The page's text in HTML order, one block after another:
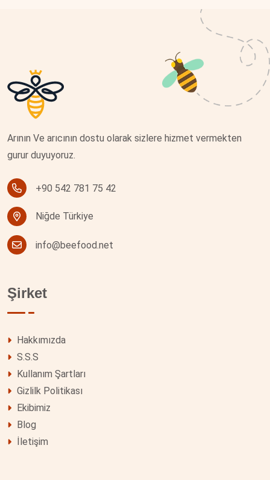
Arının Ve arıcının dostu olarak sizlere hizmet vermekten
gurur duyuyoruz.
+90 542 781 75 42
Niğde Türkiye
info@beefood.net
Şirket
Hakkımızda
S.S.S
Kullanım Şartları
Gizlilk Politikası
Ekibimiz
Blog
İletişim